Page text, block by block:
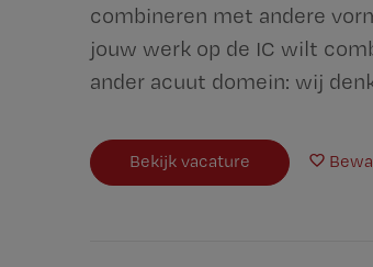
combineren met andere
jouw werk op de IC wilt
ander acuut domein: wij
Bekijk vacature